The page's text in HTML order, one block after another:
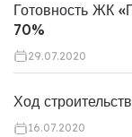
Готовность ЖК
70%
29.07.2020
Ход
16.07.2020